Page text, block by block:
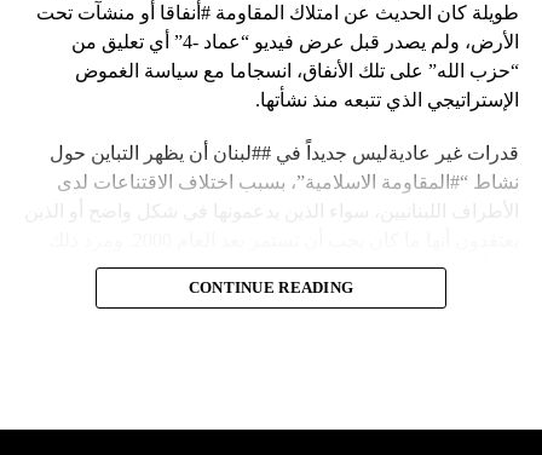
طويلة كان الحديث عن امتلاك المقاومة #أنفاقا أو منشآت تحت
الأرض، ولم يصدر قبل عرض فيديو “عماد -4” أي تعليق من
“حزب الله” على تلك الأنفاق، انسجاما مع سياسة الغموض
الإستراتيجي الذي تتبعه منذ نشأتها.
قدرات غير عاديةليس جديداً في ##لبنان أن يظهر التباين حول
نشاط “#المقاومة الاسلامية”، بسبب اختلاف الاقتناعات لدى
الأطراف اللبنانيين، سواء الذين يدعمونها في شكل واضح أو الذين
إلى أن المقاومة ضد الاحتلال الإسرائيلي لم تكن يوماً محط
إجماع داخلي، وإن كانت القوى اللبنانية المؤمنة بالصراع ضد
CONTINUE READING